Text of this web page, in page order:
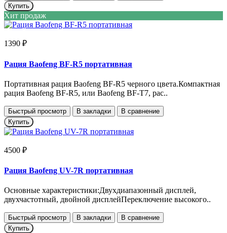
Купить
Хит продаж
1390 ₽
Рация Baofeng BF-R5 портативная
Портативная рация Baofeng BF-R5 черного цвета.Компактная
рация Baofeng BF-R5, или Baofeng BF-T7, рас..
Быстрый просмотр В закладки
В сравнение
Купить
4500 ₽
Рация Baofeng UV-7R портативная
Основные характеристики:Двухдиапазонный дисплей,
двухчастотный, двойной дисплейПереключение высокого..
Быстрый просмотр В закладки
В сравнение
Купить